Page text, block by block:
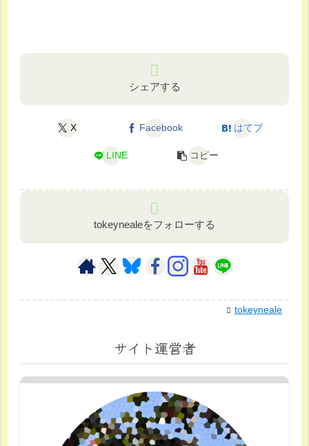
シェアする
X Facebook はてブ
LINE コピー
tokeynealeをフォローする
tokeyneale
サイト運営者